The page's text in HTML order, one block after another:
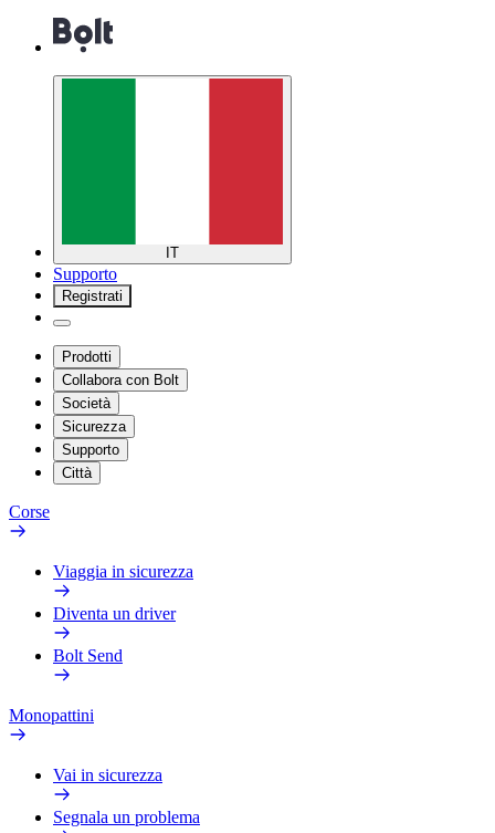
IT
Supporto
Registrati
Prodotti
Collabora con Bolt
Società
Sicurezza
Supporto
Città
Corse
Viaggia in sicurezza
Diventa un driver
Bolt Send
Monopattini
Vai in sicurezza
Segnala un problema